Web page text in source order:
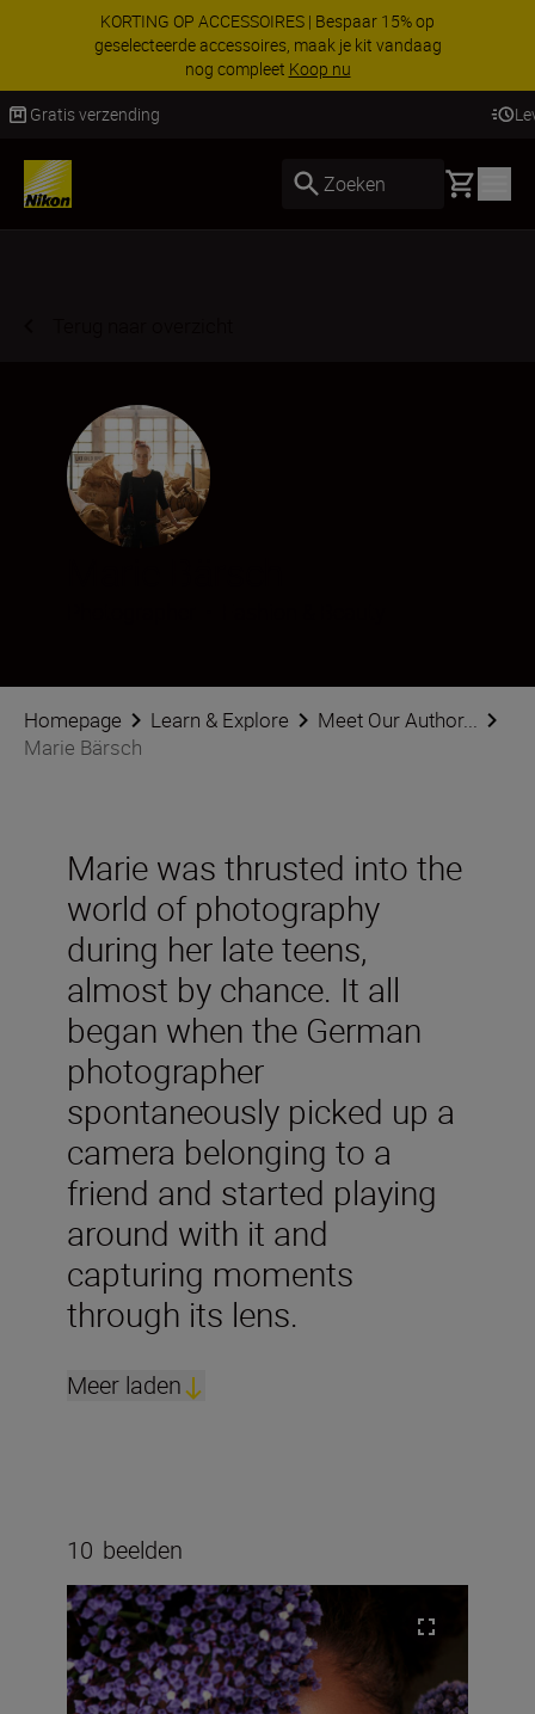
KORTING OP ACCESSOIRES | Bespaar 15% op
geselecteerde accessoires, maak je kit vandaag
nog compleet Koop nu
Zoeken Basket
Homepage Learn & Explore
Meet Our Author...
Marie Bärsch
Marie was thrusted into the
world of photography
during her late teens,
almost by chance. It all
began when the German
photographer
spontaneously picked up a
camera belonging to a
friend and started playing
around with it and
capturing moments
through its lens.
Meer laden
10 beelden